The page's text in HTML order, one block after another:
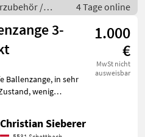
/
4 Tage online
3-
1.000
€
MwSt nicht
ausweisbar
in sehr
wenig
Heckstapler
Christian Sieberer